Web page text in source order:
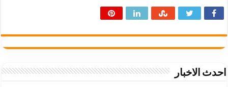
احدث الاخبار